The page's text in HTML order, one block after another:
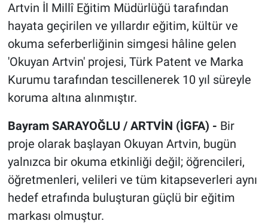
Artvin İl Millî Eğitim Müdürlüğü tarafından
hayata geçirilen ve yıllardır eğitim, kültür ve
okuma seferberliğinin simgesi hâline gelen
'Okuyan Artvin' projesi, Türk Patent ve Marka
Kurumu tarafından tescillenerek 10 yıl süreyle
koruma altına alınmıştır.
Bayram SARAYOĞLU / ARTVİN (İGFA) - Bir
proje olarak başlayan Okuyan Artvin, bugün
yalnızca bir okuma etkinliği değil; öğrencileri,
öğretmenleri, velileri ve tüm kitapseverleri aynı
hedef etrafında buluşturan güçlü bir eğitim
markası olmuştur.